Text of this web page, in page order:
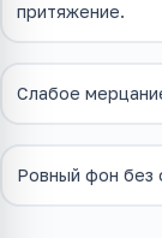
притяжение.
Слабое
Ровный фон без